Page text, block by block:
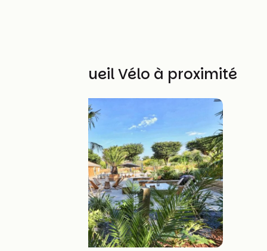
Autres Accueil Vélo à proximité